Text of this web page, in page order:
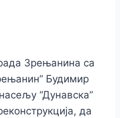
Зрењанина са
Будимир
“Дунавска”
да